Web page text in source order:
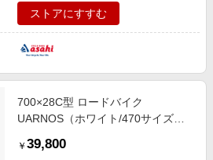
ストアにすすむ
700×28C型 ロードバイク
UARNOS（ホワイト/470サイズ
015-CC【2017年モデル】
￥ 39,800